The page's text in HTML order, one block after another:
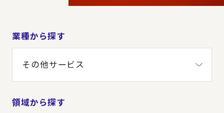
業種から探す
領域から探す